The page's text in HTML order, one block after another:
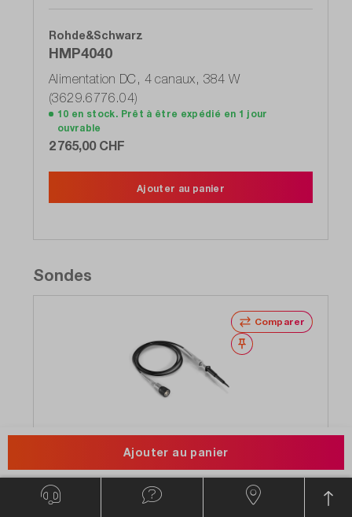
Ajouter au panier
Rohde&Schwarz
HMP4040
Alimentation DC, 4 canaux, 384 W
(3629.6776.04)
10 en stock. Prêt à être expédié en 1 jour
ouvrable
2 765,00 CHF
Ajouter au panier
Sondes
Comparer
Noter
Rohde&Schwarz
RT-ZP10